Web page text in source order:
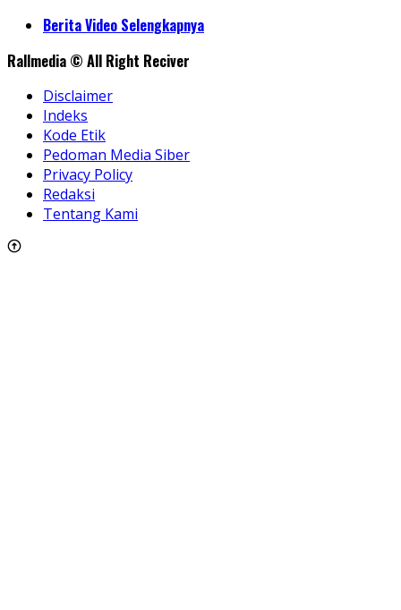
ShareBerita Video Selengkapnya
Rallmedia © All Right Reciver
Disclaimer
Indeks
Kode Etik
Pedoman Media Siber
Privacy Policy
Redaksi
Tentang Kami